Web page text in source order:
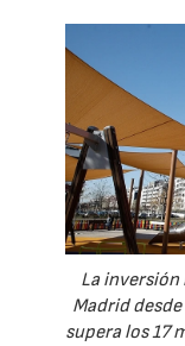
La
Madrid
supera los 17